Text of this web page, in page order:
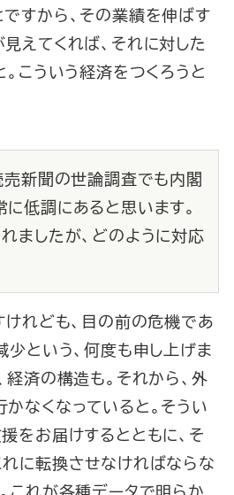
すから、その業績を伸ばす
えてくれば、それに対した
こういう経済をつくろうと
売新聞の世論調査でも内閣
低調にあると思います。
ましたが、どのように対応
けれども、目の前の危機であ
少という、何度も申し上げま
済の構造も。それから、外
なくなっていると。そうい
をお届けするとともに、そ
に転換させなければならな
これが各種データで明らか